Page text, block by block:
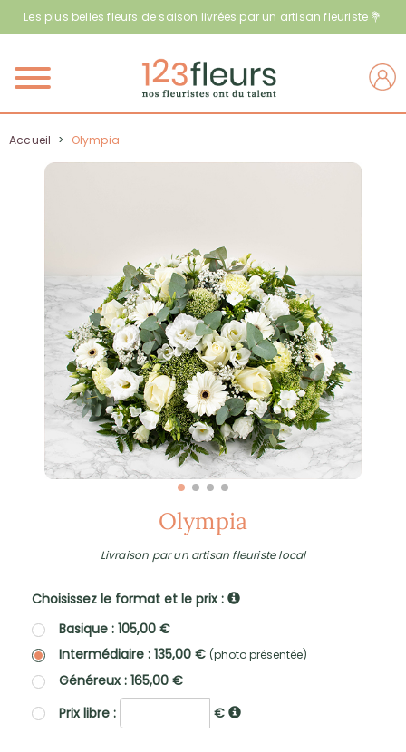
Les plus belles fleurs de saison livrées par un artisan fleuriste 💐
Menu
Accueil > Olympia
Olympia
Livraison par un artisan fleuriste local
Choisissez le format et le prix :
Basique : 105,00 €
Intermédiaire : 135,00 € (photo présentée)
Généreux : 165,00 €
Prix libre :
€